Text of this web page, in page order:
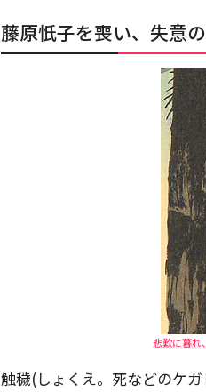
藤原忯子を喪い、失意
悲歎に暮れ
触穢(しょくえ。死などのケ